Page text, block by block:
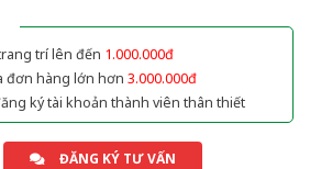
trí lên đến 1.000.000đ
đơn hàng lớn hơn 3.000.000đ
ký tài khoản thành viên thân thiết
ĐĂNG KÝ TƯ VẤN